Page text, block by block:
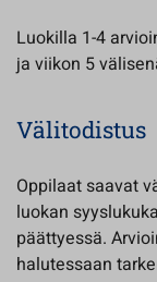
Luokilla 1-4
ja viikon 5
Välitodistus
Oppilaat saavat
luokan
päättyessä.
halutessaan